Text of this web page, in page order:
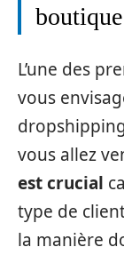
boutique
L’une des
vous
vous allez
est crucial
type de
la manière